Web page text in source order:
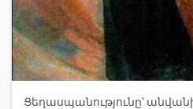
Ցեղասպանությունը՝